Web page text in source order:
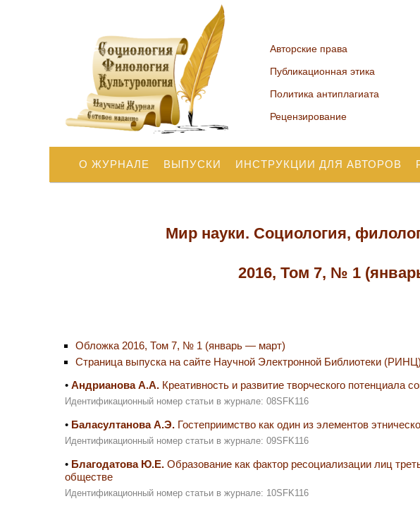
Авторские права
Публикационная этика
Политика антиплагиата
Рецензирование
О ЖУРНАЛЕ ВЫПУСКИ ИНСТРУКЦИИ ДЛЯ АВТОРОВ
Мир науки. Социология,
2016, Том 7, № 1
Обложка 2016, Том 7, № 1 (январь — март)
Страница выпуска на сайте Научной Электронной Библиотеки
• Андрианова А.А. Креативность и развитие творческого потенциала
Идентификационный номер статьи в журнале: 08SFK116
• Баласултанова А.Э. Гостеприимство как один из элементов
Идентификационный номер статьи в журнале: 09SFK116
• Благодатова Ю.Е. Образование как фактор ресоциализации лиц
обществе
Идентификационный номер статьи в журнале: 10SFK116